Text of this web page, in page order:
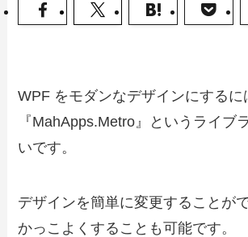
WPF をモダンなデザインにするに
『MahApps.Metro』というライブ
いです。
デザインを簡単に変更することが
かっこよくすることも可能です。